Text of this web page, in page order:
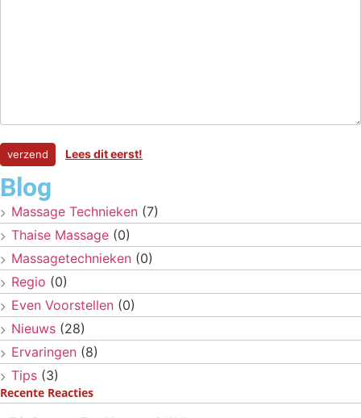
Lees dit eerst!
Blog
Massage Technieken (7)
Thaise Massage (0)
Massagetechnieken (0)
Regio (0)
Even Voorstellen (0)
Nieuws (28)
Ervaringen (8)
Tips (3)
Recente Reacties